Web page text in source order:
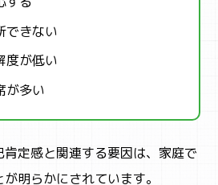
できない
度が低い
が多い
定感と関連する要因は、家庭で
明らかにされています。